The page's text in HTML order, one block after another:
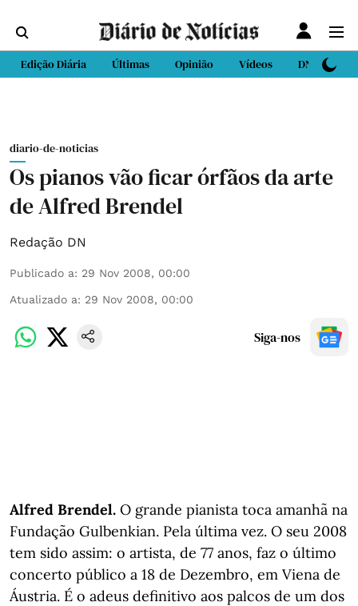
Edição Diária Últimas Opinião Vídeos DN Sport
diario-de-noticias
Os pianos vão ficar órfãos da arte
de Alfred Brendel
Redação DN
Publicado a: 29 Nov 2008, 00:00
Atualizado a: 29 Nov 2008, 00:00
Siga-nos
Alfred Brendel. O grande pianista toca amanhã na
Fundação Gulbenkian. Pela última vez. O seu 2008
tem sido assim: o artista, de 77 anos, faz o último
concerto público a 18 de Dezembro, em Viena de
Áustria. É o adeus definitivo aos palcos de um dos